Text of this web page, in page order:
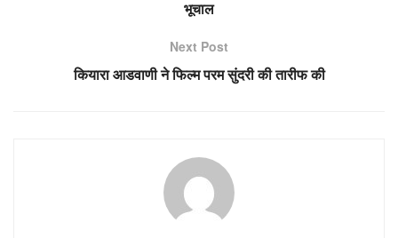
भूचाल
Next Post
कियारा आडवाणी ने फिल्म परम सुंदरी की तारीफ की